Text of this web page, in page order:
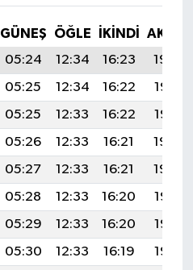
GÜNEŞ ÖĞLE İKINDI
05:24 12:34 16:23
19:34
05:25 12:34 16:22
19:33
05:25 12:33 16:22
19:32
05:26 12:33 16:21
19:30
05:27 12:33 16:21
19:29
05:28 12:33 16:20
19:28
05:29 12:33 16:20
19:26
05:30 12:33 16:19
19:25